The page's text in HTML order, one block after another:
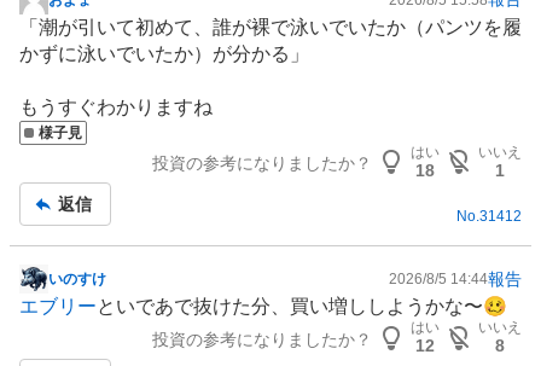
掲
板
事
「潮が引いて初めて、誰が裸で泳いでいたか（パンツを履
かずに泳いでいたか）が分かる」
もうすぐわかりますね
様子見
投資の参考になりましたか？
はい
18
いいえ
1
返信
No.31412
掲
示
いのすけ 2026/8/5 14:44報告
エブリーといであで抜けた分、買い増ししようかな〜🥴
投資の参考になりましたか？
はい
12
いいえ
8